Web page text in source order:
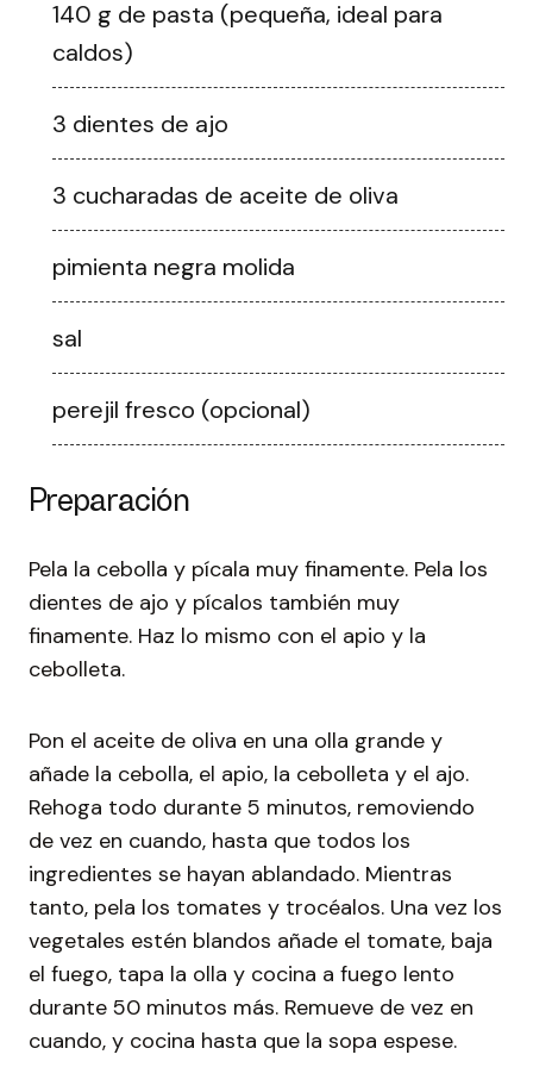
140 g de pasta (pequeña, ideal para
caldos)
3 dientes de ajo
3 cucharadas de aceite de oliva
pimienta negra molida
sal
perejil fresco (opcional)
Preparación
Pela la cebolla y pícala muy finamente. Pela los
dientes de ajo y pícalos también muy
finamente. Haz lo mismo con el apio y la
cebolleta.
Pon el aceite de oliva en una olla grande y
añade la cebolla, el apio, la cebolleta y el ajo.
Rehoga todo durante 5 minutos, removiendo
de vez en cuando, hasta que todos los
ingredientes se hayan ablandado. Mientras
tanto, pela los tomates y trocéalos. Una vez los
vegetales estén blandos añade el tomate, baja
el fuego, tapa la olla y cocina a fuego lento
durante 50 minutos más. Remueve de vez en
cuando, y cocina hasta que la sopa espese.